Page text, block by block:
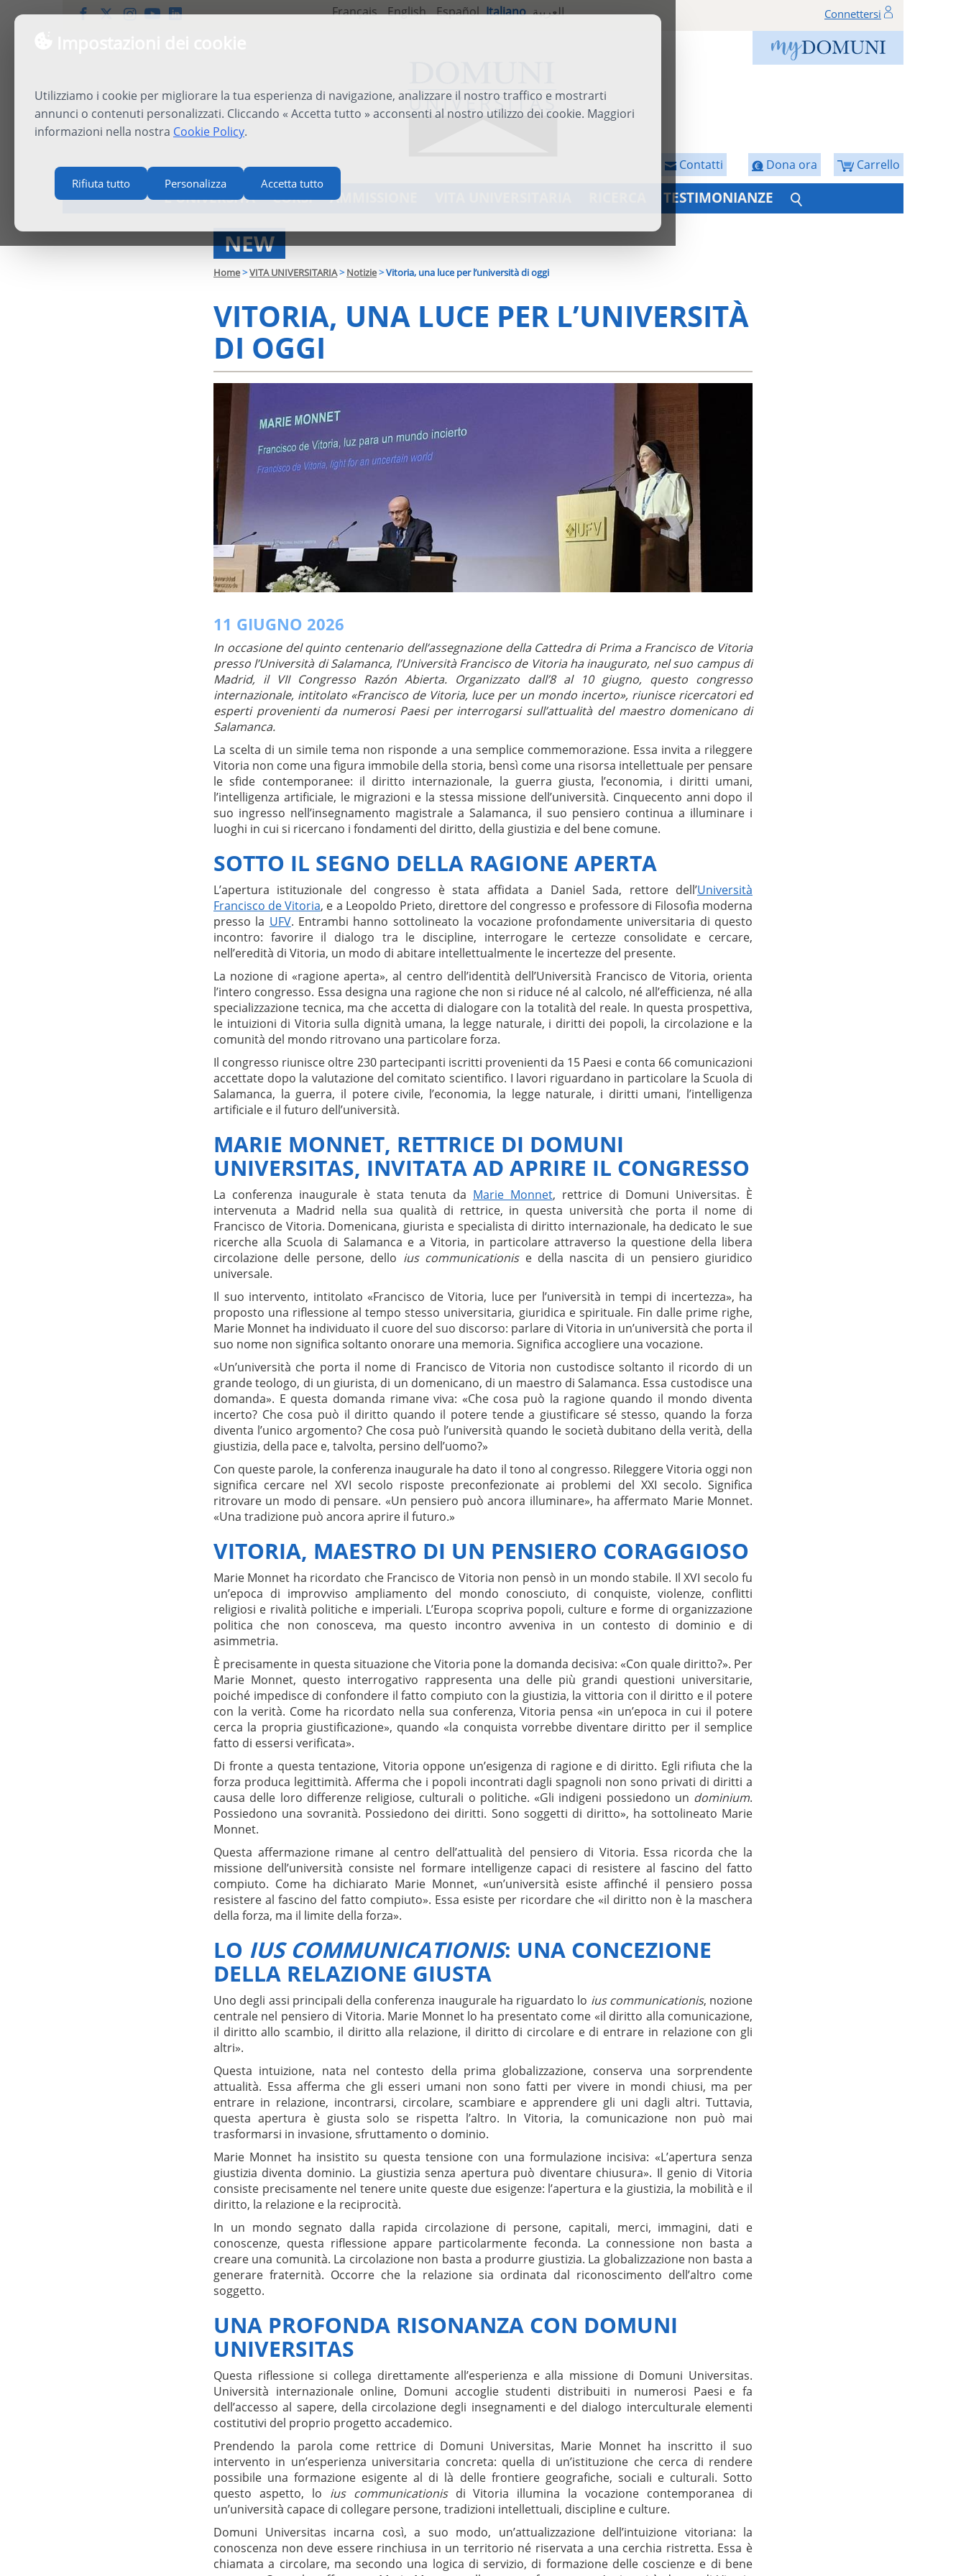
Utilizziamo i cookie per migliorare la tua esperienza di navigazione, analizzare il nostro traffico e mostrarti
annunci o contenuti personalizzati. Cliccando « Accetta tutto » acconsenti al nostro utilizzo dei cookie. Maggiori
informazioni nella nostra Cookie Policy.
Rifiuta tutto Personalizza Accetta tutto
Français English Español Italiano العربية Connettersi
Carrello
Dona ora
Contatti
L'UNIVERSITÀ CORSI AMMISSIONE TESTIMONIANZE
NEW
Home>VITA UNIVERSITARIA> Notizie>Vitoria, una luce per l’università di oggi
VITORIA, UNA LUCE PER L’UNIVERSITÀ
DI OGGI
11 GIUGNO 2026
In occasione del quinto centenario dell’assegnazione della Cattedra di Prima a Francisco de Vitoria
presso l’Università di Salamanca, l’Università Francisco de Vitoria ha inaugurato, nel suo campus di
Madrid, il VII Congresso Razón Abierta. Organizzato dall’8 al 10 giugno, questo congresso
internazionale, intitolato «Francisco de Vitoria, luce per un mondo incerto», riunisce ricercatori ed
esperti provenienti da numerosi Paesi per interrogarsi sull’attualità del maestro domenicano di
Salamanca.
La scelta di un simile tema non risponde a una semplice commemorazione. Essa invita a rileggere
Vitoria non come una figura immobile della storia, bensì come una risorsa intellettuale per pensare
le sfide contemporanee: il diritto internazionale, la guerra giusta, l’economia, i diritti umani,
l’intelligenza artificiale, le migrazioni e la stessa missione dell’università. Cinquecento anni dopo il
suo ingresso nell’insegnamento magistrale a Salamanca, il suo pensiero continua a illuminare i
luoghi in cui si ricercano i fondamenti del diritto, della giustizia e del bene comune.
SOTTO IL SEGNO DELLA RAGIONE APERTA
L’apertura istituzionale del congresso è stata affidata a Daniel Sada, rettore dell’Università
Francisco de Vitoria, e a Leopoldo Prieto, direttore del congresso e professore di Filosofia moderna
presso la UFV. Entrambi hanno sottolineato la vocazione profondamente universitaria di questo
incontro: favorire il dialogo tra le discipline, interrogare le certezze consolidate e cercare,
nell’eredità di Vitoria, un modo di abitare intellettualmente le incertezze del presente.
La nozione di «ragione aperta», al centro dell’identità dell’Università Francisco de Vitoria, orienta
l’intero congresso. Essa designa una ragione che non si riduce né al calcolo, né all’efficienza, né alla
specializzazione tecnica, ma che accetta di dialogare con la totalità del reale. In questa prospettiva,
le intuizioni di Vitoria sulla dignità umana, la legge naturale, i diritti dei popoli, la circolazione e la
comunità del mondo ritrovano una particolare forza.
Il congresso riunisce oltre 230 partecipanti iscritti provenienti da 15 Paesi e conta 66 comunicazioni
accettate dopo la valutazione del comitato scientifico. I lavori riguardano in particolare la Scuola di
Salamanca, la guerra, il potere civile, l’economia, la legge naturale, i diritti umani, l’intelligenza
artificiale e il futuro dell’università.
MARIE MONNET, RETTRICE DI DOMUNI
UNIVERSITAS, INVITATA AD APRIRE IL CONGRESSO
La conferenza inaugurale è stata tenuta da Marie Monnet, rettrice di Domuni Universitas. È
intervenuta a Madrid nella sua qualità di rettrice, in questa università che porta il nome di
Francisco de Vitoria. Domenicana, giurista e specialista di diritto internazionale, ha dedicato le sue
ricerche alla Scuola di Salamanca e a Vitoria, in particolare attraverso la questione della libera
circolazione delle persone, dello ius communicationise della nascita di un pensiero giuridico
universale.
Il suo intervento, intitolato «Francisco de Vitoria, luce per l’università in tempi di incertezza», ha
proposto una riflessione al tempo stesso universitaria, giuridica e spirituale. Fin dalle prime righe,
Marie Monnet ha individuato il cuore del suo discorso: parlare di Vitoria in un’università che porta il
suo nome non significa soltanto onorare una memoria. Significa accogliere una vocazione.
«Un’università che porta il nome di Francisco de Vitoria non custodisce soltanto il ricordo di un
grande teologo, di un giurista, di un domenicano, di un maestro di Salamanca. Essa custodisce una
domanda». E questa domanda rimane viva: «Che cosa può la ragione quando il mondo diventa
incerto? Che cosa può il diritto quando il potere tende a giustificare sé stesso, quando la forza
diventa l’unico argomento? Che cosa può l’università quando le società dubitano della verità, della
giustizia, della pace e, talvolta, persino dell’uomo?»
Con queste parole, la conferenza inaugurale ha dato il tono al congresso. Rileggere Vitoria oggi non
significa cercare nel XVI secolo risposte preconfezionate ai problemi del XXI secolo. Significa
ritrovare un modo di pensare. «Un pensiero può ancora illuminare», ha affermato Marie Monnet.
«Una tradizione può ancora aprire il futuro.»
VITORIA, MAESTRO DI UN PENSIERO CORAGGIOSO
Marie Monnet ha ricordato che Francisco de Vitoria non pensò in un mondo stabile. Il XVI secolo fu
un’epoca di improvviso ampliamento del mondo conosciuto, di conquiste, violenze, conflitti
religiosi e rivalità politiche e imperiali. L’Europa scopriva popoli, culture e forme di organizzazione
politica che non conosceva, ma questo incontro avveniva in un contesto di dominio e di
asimmetria.
È precisamente in questa situazione che Vitoria pone la domanda decisiva: «Con quale diritto?». Per
Marie Monnet, questo interrogativo rappresenta una delle più grandi questioni universitarie,
poiché impedisce di confondere il fatto compiuto con la giustizia, la vittoria con il diritto e il potere
con la verità. Come ha ricordato nella sua conferenza, Vitoria pensa «in un’epoca in cui il potere
cerca la propria giustificazione», quando «la conquista vorrebbe diventare diritto per il semplice
fatto di essersi verificata».
Di fronte a questa tentazione, Vitoria oppone un’esigenza di ragione e di diritto. Egli rifiuta che la
forza produca legittimità. Afferma che i popoli incontrati dagli spagnoli non sono privati di diritti a
causa delle loro differenze religiose, culturali o politiche. «Gli indigeni possiedono un dominium.
Possiedono una sovranità. Possiedono dei diritti. Sono soggetti di diritto», ha sottolineato Marie
Monnet.
Questa affermazione rimane al centro dell’attualità del pensiero di Vitoria. Essa ricorda che la
missione dell’università consiste nel formare intelligenze capaci di resistere al fascino del fatto
compiuto. Come ha dichiarato Marie Monnet, «un’università esiste affinché il pensiero possa
resistere al fascino del fatto compiuto». Essa esiste per ricordare che «il diritto non è la maschera
della forza, ma il limite della forza».
LO IUS COMMUNICATIONIS: UNA CONCEZIONE
DELLA RELAZIONE GIUSTA
Uno degli assi principali della conferenza inaugurale ha riguardato lo ius communicationis, nozione
centrale nel pensiero di Vitoria. Marie Monnet lo ha presentato come «il diritto alla comunicazione,
il diritto allo scambio, il diritto alla relazione, il diritto di circolare e di entrare in relazione con gli
altri».
Questa intuizione, nata nel contesto della prima globalizzazione, conserva una sorprendente
attualità. Essa afferma che gli esseri umani non sono fatti per vivere in mondi chiusi, ma per
entrare in relazione, incontrarsi, circolare, scambiare e apprendere gli uni dagli altri. Tuttavia,
questa apertura è giusta solo se rispetta l’altro. In Vitoria, la comunicazione non può mai
trasformarsi in invasione, sfruttamento o dominio.
Marie Monnet ha insistito su questa tensione con una formulazione incisiva: «L’apertura senza
giustizia diventa dominio. La giustizia senza apertura può diventare chiusura». Il genio di Vitoria
consiste precisamente nel tenere unite queste due esigenze: l’apertura e la giustizia, la mobilità e il
diritto, la relazione e la reciprocità.
In un mondo segnato dalla rapida circolazione di persone, capitali, merci, immagini, dati e
conoscenze, questa riflessione appare particolarmente feconda. La connessione non basta a
creare una comunità. La circolazione non basta a produrre giustizia. La globalizzazione non basta a
generare fraternità. Occorre che la relazione sia ordinata dal riconoscimento dell’altro come
soggetto.
UNA PROFONDA RISONANZA CON DOMUNI
UNIVERSITAS
Questa riflessione si collega direttamente all’esperienza e alla missione di Domuni Universitas.
Università internazionale online, Domuni accoglie studenti distribuiti in numerosi Paesi e fa
dell’accesso al sapere, della circolazione degli insegnamenti e del dialogo interculturale elementi
costitutivi del proprio progetto accademico.
Prendendo la parola come rettrice di Domuni Universitas, Marie Monnet ha inscritto il suo
intervento in un’esperienza universitaria concreta: quella di un’istituzione che cerca di rendere
possibile una formazione esigente al di là delle frontiere geografiche, sociali e culturali. Sotto
questo aspetto, lo ius communicationisdi Vitoria illumina la vocazione contemporanea di
un’università capace di collegare persone, tradizioni intellettuali, discipline e culture.
Domuni Universitas incarna così, a suo modo, un’attualizzazione dell’intuizione vitoriana: la
conoscenza non deve essere rinchiusa in un territorio né riservata a una cerchia ristretta. Essa è
chiamata a circolare, ma secondo una logica di servizio, di formazione delle coscienze e di bene